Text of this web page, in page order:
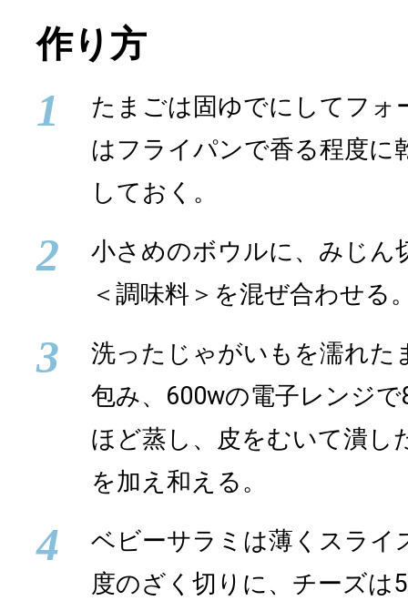
作り方
1
たまごは固ゆでにしてフォ
はフライパンで香る程度に
しておく。
2
小さめのボウルに、みじん
＜調味料＞を混ぜ合わせる
3
洗ったじゃがいもを濡れた
包み、600wの電子レンジ
ほど蒸し、皮をむいて潰し
を加え和える。
4
ベビーサラミは薄くスライ
度のざく切りに、チーズは